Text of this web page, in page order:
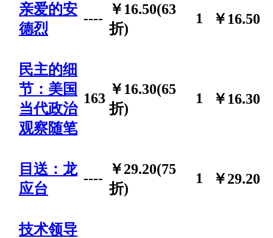
亲爱的安
德烈
----
￥16.50(63
折)
1 ￥16.50
民主的细
节：美国
当代政治
观察随笔
163
￥16.30(65
折)
1 ￥16.30
目送：龙
应台
----
￥29.20(75
折)
1 ￥29.20
技术领导